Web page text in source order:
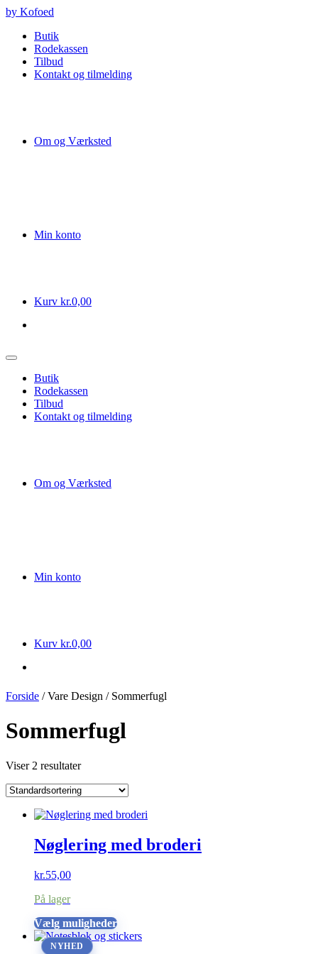
Videre
indhold
by Kofoed
Butik
Rodekassen
Tilbud
Kontakt og tilmelding
Om og Værksted
Min konto
Kurv kr.0,00
Butik
Rodekassen
Tilbud
Kontakt og tilmelding
Om og Værksted
Min konto
Kurv kr.0,00
Forside / Vare Design / Sommerfugl
Sommerfugl
Viser 2 resultater
Nøglering med broderi
kr.55,00
På lager
Vælg mulighederDette
vare
NYHED